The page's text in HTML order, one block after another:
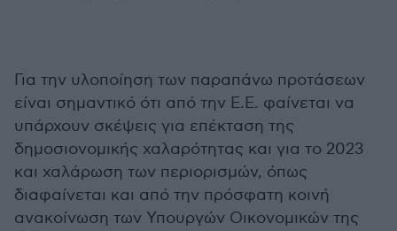
Για την υλοποίηση των παραπάνω προτάσεων
είναι σημαντικό ότι από την Ε.Ε. φαίνεται να
υπάρχουν σκέψεις για επέκταση της
δημοσιονομικής χαλαρότητας και για το 2023
και χαλάρωση των περιορισμών, όπως
διαφαίνεται και από την πρόσφατη κοινή
ανακοίνωση των Υπουργών Οικονομικών της